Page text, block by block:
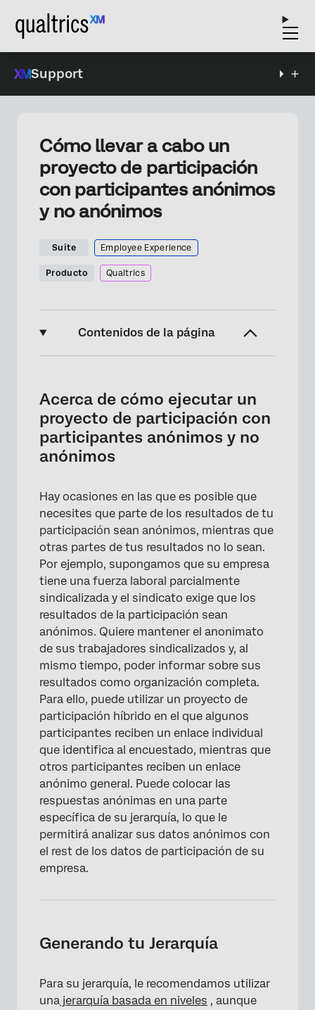
Support
Cómo llevar a cabo un
proyecto de participación
con participantes anónimos
y no anónimos
Suite Employee Experience
Producto Qualtrics
Contenidos de la página
no anónimos
Generando tu Jerarquía
Cómo crear una Encuesta de participación
Construyendo su Tablero
Acerca de cómo ejecutar un
proyecto de participación con
participantes anónimos y no
anónimos
Hay ocasiones en las que es posible que
necesites que parte de los resultados de tu
participación sean anónimos, mientras que
otras partes de tus resultados no lo sean.
Por ejemplo, supongamos que su empresa
tiene una fuerza laboral parcialmente
sindicalizada y el sindicato exige que los
resultados de la participación sean
anónimos. Quiere mantener el anonimato
de sus trabajadores sindicalizados y, al
mismo tiempo, poder informar sobre sus
resultados como organización completa.
Para ello, puede utilizar un proyecto de
participación híbrido en el que algunos
participantes reciben un enlace individual
que identifica al encuestado, mientras que
otros participantes reciben un enlace
anónimo general. Puede colocar las
respuestas anónimas en una parte
específica de su jerarquía, lo que le
permitirá analizar sus datos anónimos con
el rest de los datos de participación de su
empresa.
Generando tu Jerarquía
Para su jerarquía, le recomendamos utilizar
una jerarquía basada en niveles , aunque